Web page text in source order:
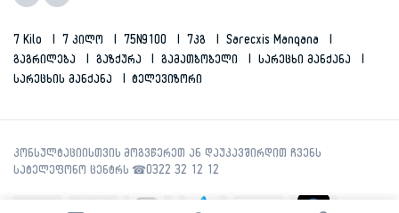
7 Kilo 7 Კილო 75N9100 7კგ
Sarecxis Manqana
Გაგრილება
Გაზქურა Გამათბობელი
Სარეცხი Მანქანა
Სარეცხის Მანქანა
Ტელევიზორი